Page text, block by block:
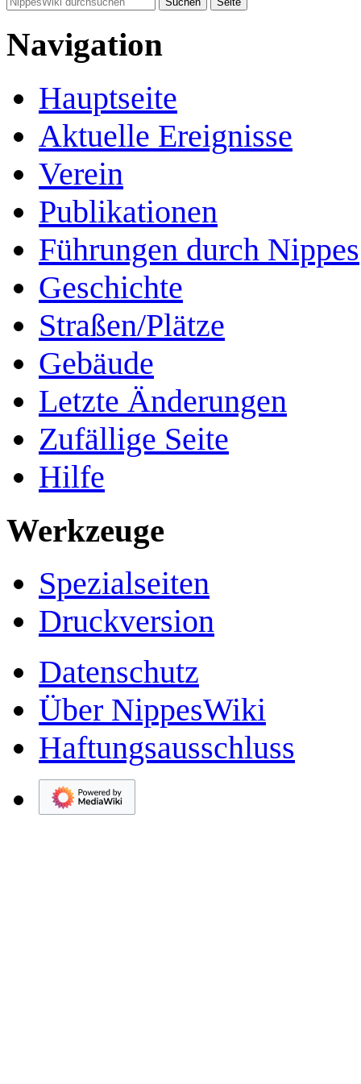
Navigation
Hauptseite
Aktuelle Ereignisse
Verein
Publikationen
Führungen durch Nippes
Geschichte
Straßen/Plätze
Gebäude
Letzte Änderungen
Zufällige Seite
Hilfe
Werkzeuge
Spezialseiten
Druckversion
Datenschutz
Über NippesWiki
Haftungsausschluss